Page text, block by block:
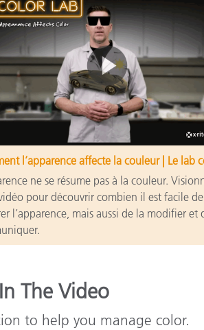
l’apparence affecte la couleur | Le lab
ne se résume pas à la couleur.
pour découvrir combien il est facile de
l’apparence, mais aussi de la modifier et
The Video
to help you manage color.